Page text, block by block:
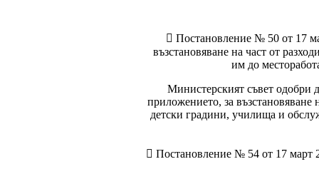
 Постановление № 50 от 17
възстановяване на част от
им до
Министерският съвет одобри
приложението, за възстановяване
детски градини, училища и
 Постановление № 54 от 17 март